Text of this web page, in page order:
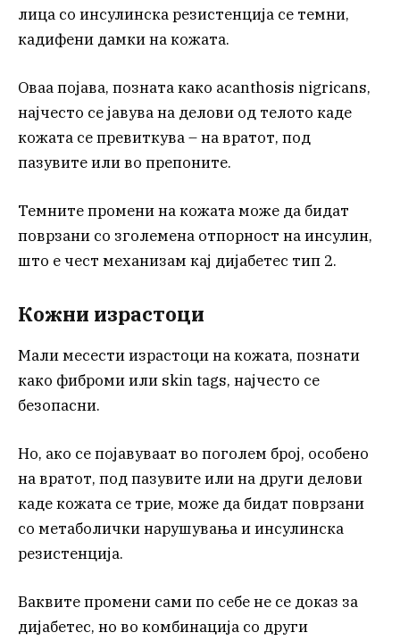
лица со инсулинска резистенција се темни,
кадифени дамки на кожата.
Оваа појава, позната како acanthosis nigricans,
најчесто се јавува на делови од телото каде
кожата се превиткува – на вратот, под
пазувите или во препоните.
Темните промени на кожата може да бидат
поврзани со зголемена отпорност на инсулин,
што е чест механизам кај дијабетес тип 2.
Кожни израстоци
Мали месести израстоци на кожата, познати
како фиброми или skin tags, најчесто се
безопасни.
Но, ако се појавуваат во поголем број, особено
на вратот, под пазувите или на други делови
каде кожата се трие, може да бидат поврзани
со метаболички нарушувања и инсулинска
резистенција.
Ваквите промени сами по себе не се доказ за
дијабетес, но во комбинација со други